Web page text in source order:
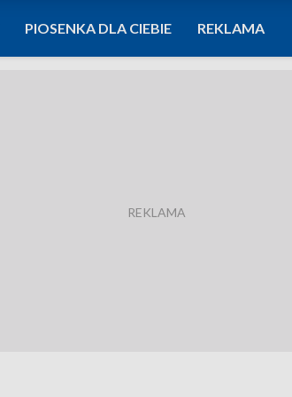
PIOSENKA DLA CIEBIE REKLAMA